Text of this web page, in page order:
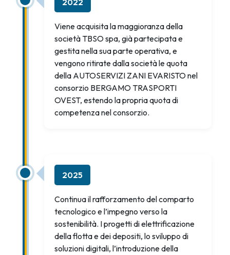
2022
Viene acquisita la maggioranza della
società TBSO spa, già partecipata e
gestita nella sua parte operativa, e
vengono ritirate dalla società le quota
della AUTOSERVIZI ZANI EVARISTO nel
consorzio BERGAMO TRASPORTI
OVEST, estendo la propria quota di
competenza nel consorzio.
2025
Continua il rafforzamento del comparto
tecnologico e l’impegno verso la
sostenibilità. I progetti di elettrificazione
della flotta e dei depositi, lo sviluppo di
soluzioni digitali, l’introduzione della